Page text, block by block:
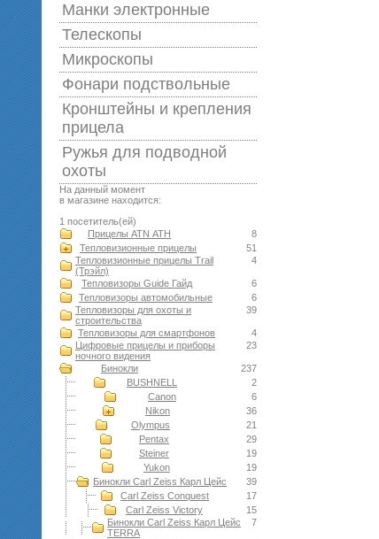
Манки электронные
Телескопы
Микроскопы
Фонари подствольные
Кронштейны и крепления
прицела
Ружья для подводной
оxоты
На данный момент
в магазине находится:
1 посетитель(ей)
8
Прицелы ATN АТН
51
Тепловизионные прицелы
4
Тепловизионные прицелы Trail
(Трэйл)
6
Тепловизоры Guide Гайд
6
Тепловизоры автомобильные
39
Тепловизоры для охоты и
строительства
4
Тепловизоры для смартфонов
23
Цифровые прицелы и приборы
ночного видения
237
Бинокли
2
BUSHNELL
6
Canon
36
Nikon
21
Olympus
29
Pentax
19
Steiner
19
Yukon
39
Бинокли Carl Zeiss Карл Цейс
17
Carl Zeiss Conquest
15
Carl Zeiss Victory
7
Бинокли Carl Zeiss Карл Цейс
TERRA